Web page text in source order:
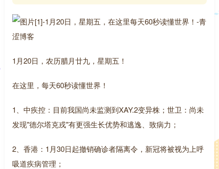
1月20日，农历腊月廿九，星期五！
在这里，每天60秒读懂世界！
1、中疾控：目前我国尚未监测到XAY.2变异株；世卫：尚未
发现"德尔塔克戎"有更强生长优势和逃逸、致病力；
2、香港：1月30日起撤销确诊者隔离令，新冠将被视为上呼
吸道疾病管理；